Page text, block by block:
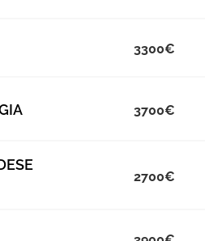
3300
3700
2700